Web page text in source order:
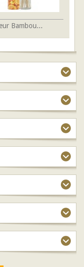
Bambou...